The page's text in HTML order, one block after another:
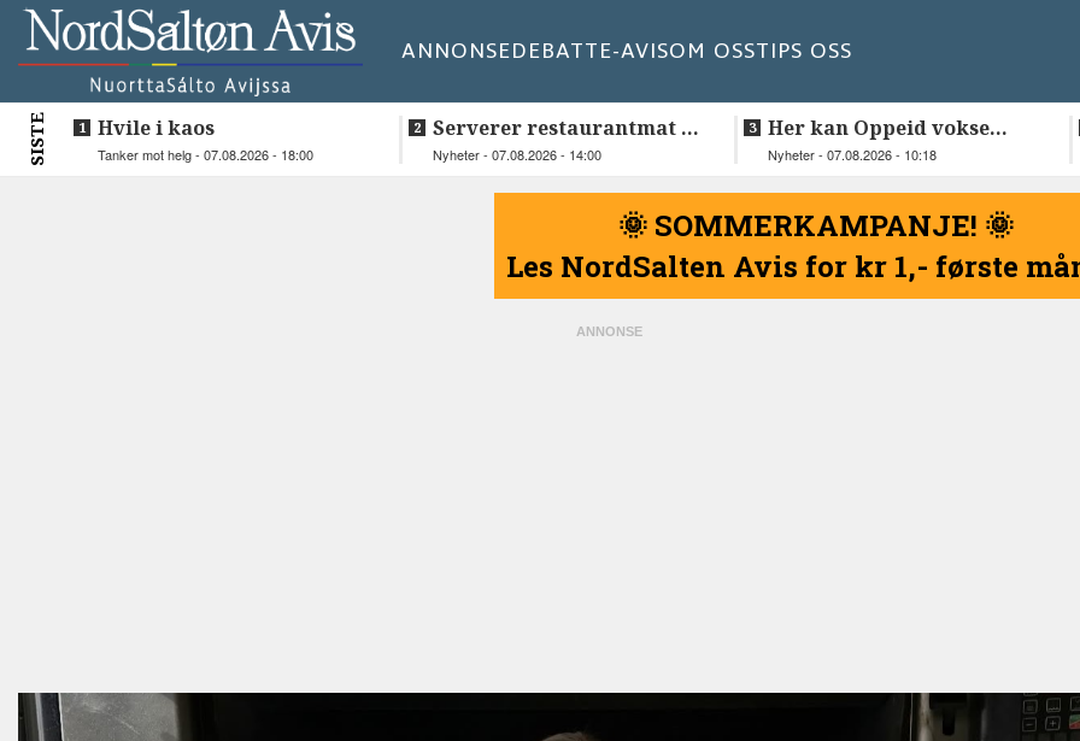
ANNONSEDEBATTE-AVISOM OSSTIPS OSS
SISTE Hvile i kaos
Tanker mot helg - 07.08.2026 - 18:00
Serverer restaurantmat til
beboerne
Nyheter - 07.08.2026 - 14:00
Her kan Oppeid vokse
videre
Nyheter - 07.08.2026 - 10:18
🌞 SOMMERKAMPANJE! 🌞
Les NordSalten Avis for kr 1,- første